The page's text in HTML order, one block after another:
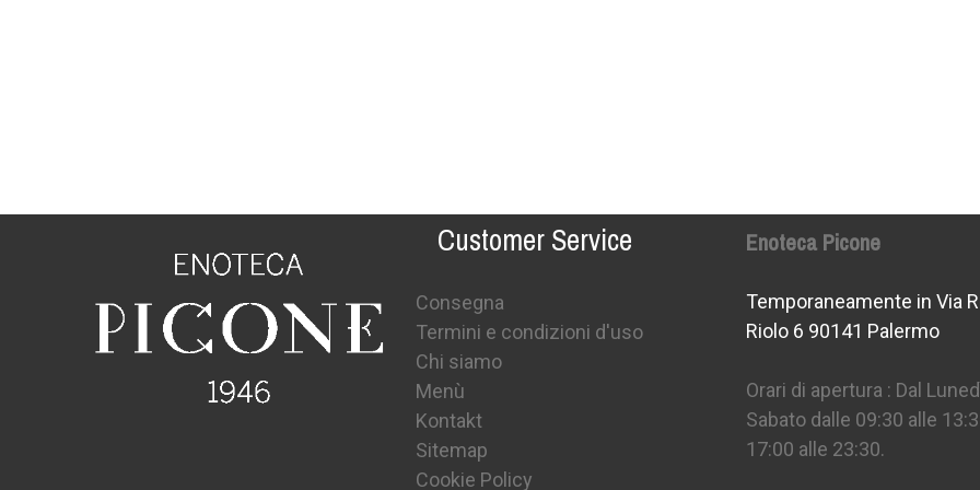
Customer Service
Consegna
Termini e condizioni d'uso
Chi siamo
Menù
Kontakt
Sitemap
Cookie Policy
Enoteca Picone
Temporaneamente in Via
Riolo 6 90141 Palermo
Orari di apertura : Dal
Sabato dalle 09:30 alle
17:00 alle 23:30.